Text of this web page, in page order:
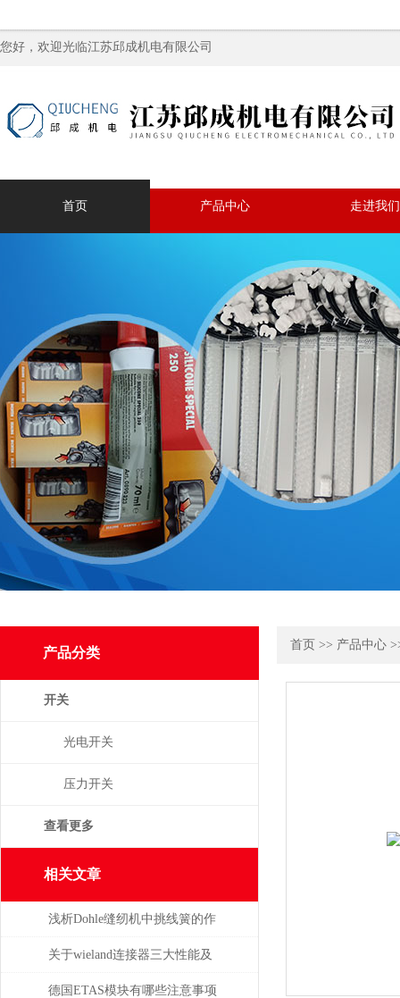
您好，欢迎光临江苏邱成机电有限公司
首页 产品中心 走进我们
产品分类
开关
光电开关
压力开关
查看更多
相关文章
浅析Dohle缝纫机中挑线簧的作
用
关于wieland连接器三大性能及
重要性
德国ETAS模块有哪些注意事项
首页 >> 产品中心